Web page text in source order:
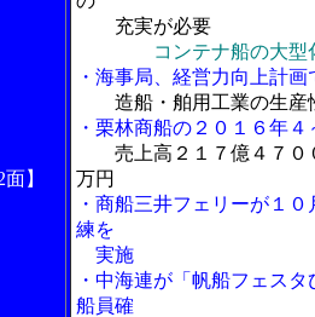
】
充実が必要
コンテナ船の大型
・海事局、経営力向上計
造船・舶用工業の生産
・栗林商船の２０１６年
売上高２１７億４７０
万円
・商船三井フェリーが１
練を
実施
・中海連が「帆船フェス
船員確